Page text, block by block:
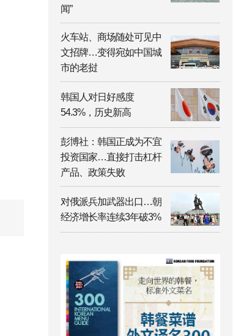
闻”
火车站、商场随处可见中
文招牌…变得宛如中国城
市的老挝
韩国人对日好感度
54.3%，历史新高
彭博社：韩国正成为不宜
投资国家…直接打击杠杆
产品、政策失败
对俄派兵加武器出口…朝
经济增长率连续3年破3%